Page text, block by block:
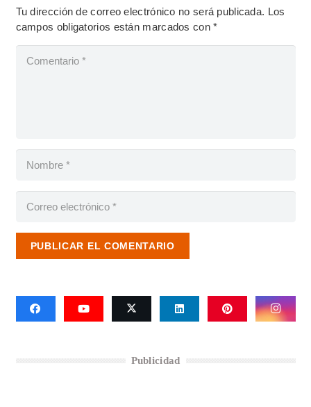
Tu dirección de correo electrónico no será publicada. Los
campos obligatorios están marcados con*
PUBLICAR EL COMENTARIO
Publicidad